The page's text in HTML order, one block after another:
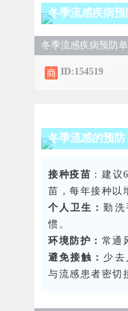
冬季流感疾病预
冬季流感疾病预防
ID:154519
冬季流感的预防
接种疫苗 ：建
苗，每年接种以
个人卫生：勤洗
惯。
环境防护： 常通
避免接触： 少去
与流感患者密切